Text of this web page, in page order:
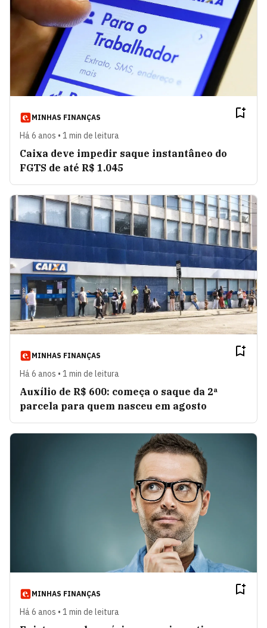
MINHAS FINANÇAS
Há 6 anos • 1 min de leitura
Caixa deve impedir saque instantâneo do
FGTS de até R$ 1.045
MINHAS FINANÇAS
Há 6 anos • 1 min de leitura
Auxílio de R$ 600: começa o saque da 2ª
parcela para quem nasceu em agosto
MINHAS FINANÇAS
Há 6 anos • 1 min de leitura